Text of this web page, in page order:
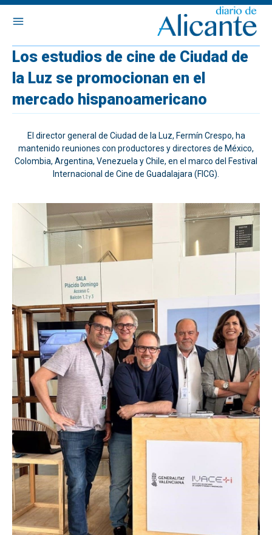
Los estudios de cine de Ciudad de
la Luz se promocionan en el
mercado hispanoamericano
El director general de Ciudad de la Luz, Fermín Crespo, ha
mantenido reuniones con productores y directores de México,
Colombia, Argentina, Venezuela y Chile, en el marco del Festival
Internacional de Cine de Guadalajara (FICG).